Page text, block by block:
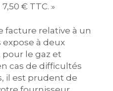
€ TTC. »
facture relative à un
à deux
le gaz et
cas de difficultés
il est prudent de